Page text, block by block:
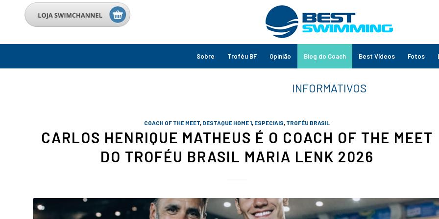
Sobre Troféu BF Opinião Blog do Coach Best Vídeos Fotos
COACH OF THE MEET, DESTAQUE HOME 1, ESPECIAIS, TROFÉU BRASIL
CARLOS HENRIQUE MATHEUS É O COACH OF THE MEET
DO TROFÉU BRASIL MARIA LENK 2026